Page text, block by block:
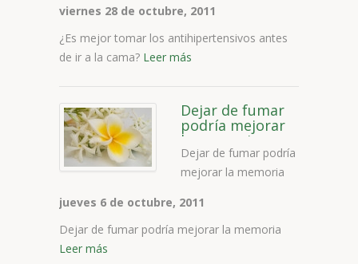
viernes 28 de octubre, 2011
¿Es mejor tomar los antihipertensivos antes
de ir a la cama? Leer más
Dejar de fumar
podría mejorar
la memoria
Dejar de fumar podría
mejorar la memoria
jueves 6 de octubre, 2011
Dejar de fumar podría mejorar la memoria
Leer más